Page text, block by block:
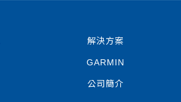
解決方案
GARMIN
公司簡介